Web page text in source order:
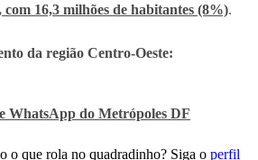
com 16,3 milhões de habitantes (8%).
da região Centro-Oeste:
WhatsApp do Metrópoles DF
o que rola no quadradinho? Siga o perfil